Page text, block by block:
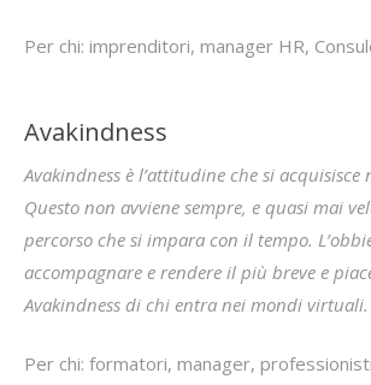
Per chi: imprenditori, manager HR,
Avakindness
Avakindness è l’attitudine che si acquisisce
Questo non avviene sempre, e quasi mai
percorso che si impara con il tempo.
accompagnare e rendere il più breve e
Avakindness di chi entra nei mondi virtuali.
Per chi: formatori, manager,